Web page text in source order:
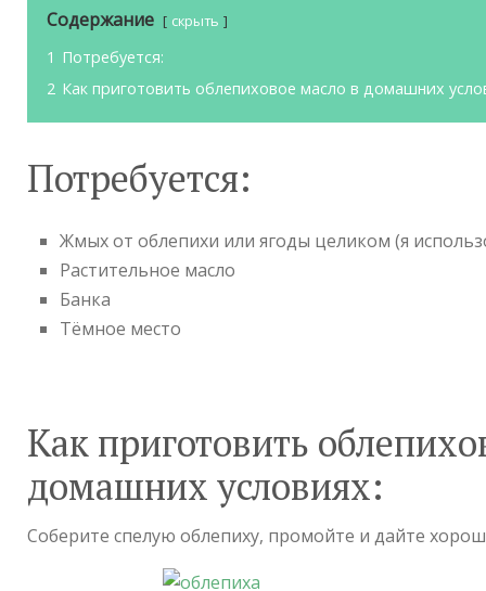
Содержание скрыть
1 Потребуется:
2 Как приготовить облепиховое масло в домашних
Потребуется:
Жмых от облепихи или ягоды целиком (я
Растительное масло
Банка
Тёмное место
Как приготовить
домашних условиях:
Соберите спелую облепиху, промойте и дайте